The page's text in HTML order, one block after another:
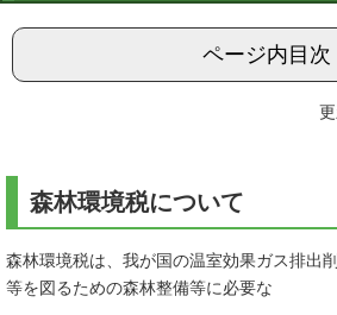
ページ内目次
森林環境税について
森林環境税は、我が国の温室効果ガス排出
等を図るための森林整備等に必要な